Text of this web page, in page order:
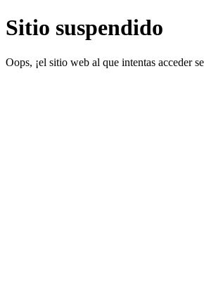
Sitio suspendido
Oops, ¡el sitio web al que intentas acceder